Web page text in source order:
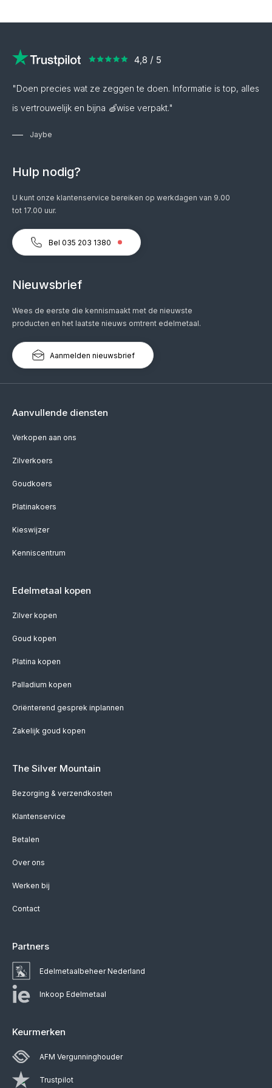
"Doen precies wat ze zeggen te doen. Informatie is top, alles
is vertrouwelijk en bijna 🍏wise verpakt."
Jaybe
Hulp nodig?
U kunt onze klantenservice bereiken op werkdagen van 9.00
tot 17.00 uur.
Bel 035 203 1380
Nieuwsbrief
Wees de eerste die kennismaakt met de nieuwste
producten en het laatste nieuws omtrent edelmetaal.
Aanmelden nieuwsbrief
Aanvullende diensten
Verkopen aan ons
Zilverkoers
Goudkoers
Platinakoers
Kieswijzer
Kenniscentrum
Edelmetaal kopen
Zilver kopen
Goud kopen
Platina kopen
Palladium kopen
Oriënterend gesprek inplannen
Zakelijk goud kopen
The Silver Mountain
Bezorging & verzendkosten
Klantenservice
Betalen
Over ons
Werken bij
Contact
Partners
Edelmetaalbeheer Nederland
Inkoop Edelmetaal
Keurmerken
AFM Vergunninghouder
Trustpilot